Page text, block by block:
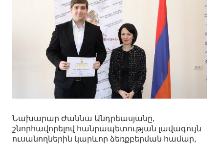
Նախարար Ժաննա Անդրեասյանը,
շնորհավորելով հանրապետության լավագույն
ուսանողներին կարևոր ձեռքբերման համար,